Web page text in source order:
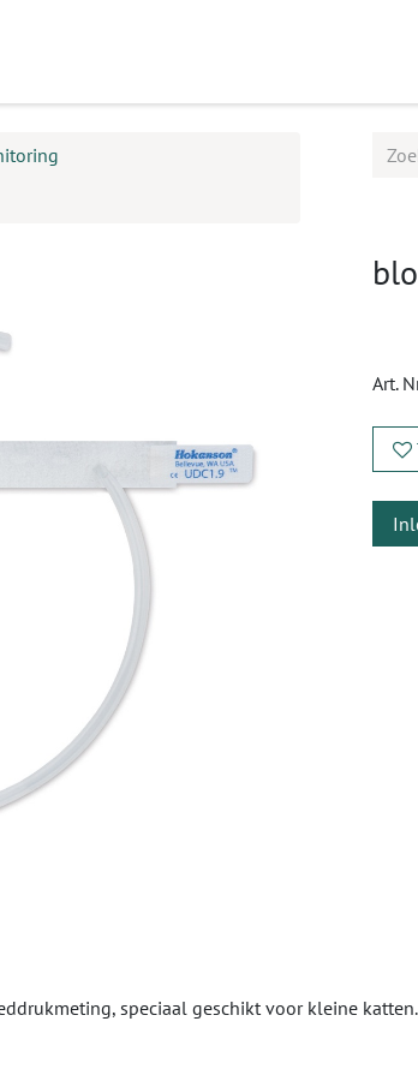
Art.
speciaal geschikt voor kleine katten.